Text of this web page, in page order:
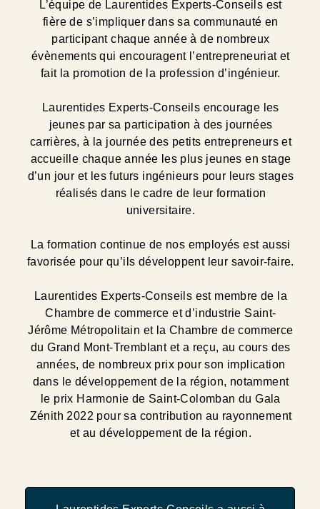
L’équipe de Laurentides Experts-Conseils est
fière de s’impliquer dans sa communauté en
participant chaque année à de nombreux
évènements qui encouragent l’entrepreneuriat et
fait la promotion de la profession d’ingénieur.
Laurentides Experts-Conseils encourage les
jeunes par sa participation à des journées
carrières, à la journée des petits entrepreneurs et
accueille chaque année les plus jeunes en stage
d’un jour et les futurs ingénieurs pour leurs stages
réalisés dans le cadre de leur formation
universitaire.
La formation continue de nos employés est aussi
favorisée pour qu’ils développent leur savoir-faire.
Laurentides Experts-Conseils est membre de la
Chambre de commerce et d’industrie Saint-
Jérôme Métropolitain et la Chambre de commerce
du Grand Mont-Tremblant et a reçu, au cours des
années, de nombreux prix pour son implication
dans le développement de la région, notamment
le prix Harmonie de Saint-Colomban du Gala
Zénith 2022 pour sa contribution au rayonnement
et au développement de la région.